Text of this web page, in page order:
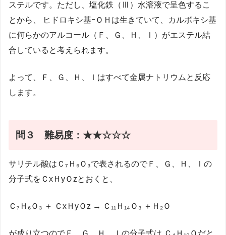
ステルです。ただし、塩化鉄（Ⅲ）水溶液で呈色するこ
とから、 ヒドロキシ基ｰＯＨは生きていて、カルボキシ基
に何らかのアルコール（Ｆ、Ｇ、Ｈ、Ｉ）がエステル結
合していると考えられます。
よって、Ｆ、Ｇ、Ｈ、Ｉはすべて金属ナトリウムと反応
します。
問３難易度：★★☆☆☆
サリチル酸はＣ₇Ｈ₆Ｏ₃で表されるのでＦ、Ｇ、Ｈ、Ｉの
分子式をＣxＨyＯzとおくと、
Ｃ₇Ｈ₆Ｏ₃ ＋ ＣxＨyＯz → Ｃ₁₁Ｈ₁₄Ｏ₃ ＋Ｈ₂Ｏ
が成り立つのでＦ、Ｇ、Ｈ、Ｉの分子式は Ｃ₄Ｈ₁₀Ｏだと